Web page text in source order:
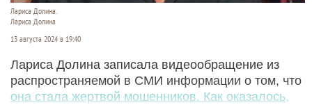
Лариса Долина.
Лариса Долина
13 августа 2024 в 19:40
Лариса Долина записала видеообращение из
распространяемой в СМИ информации о том, что
она стала жертвой мошенников. Как оказалось,